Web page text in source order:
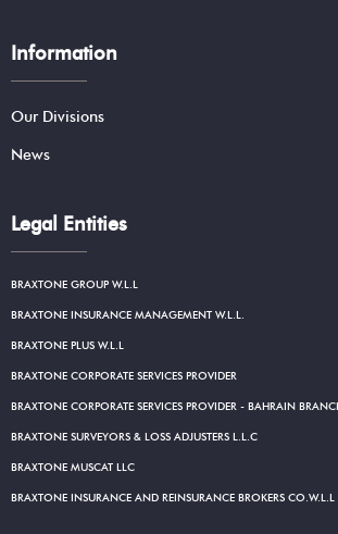
Information
Our Divisions
News
Legal Entities
BRAXTONE GROUP W.L.L
BRAXTONE INSURANCE MANAGEMENT W.L.L.
BRAXTONE PLUS W.L.L
BRAXTONE CORPORATE SERVICES PROVIDER
BRAXTONE CORPORATE SERVICES PROVIDER - BAHRAIN
BRAXTONE SURVEYORS & LOSS ADJUSTERS L.L.C
BRAXTONE MUSCAT LLC
BRAXTONE INSURANCE AND REINSURANCE BROKERS CO.W.L.L